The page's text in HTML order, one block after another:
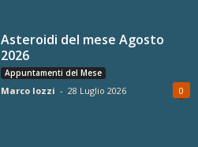
Asteroidi del mese Agosto
2026
Appuntamenti del Mese
Marco Iozzi - 28 Luglio 2026 0